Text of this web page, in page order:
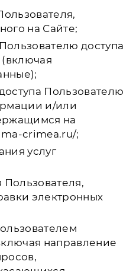
на Сайте;
доступа
(включая
Пользователю
и/или
на
crimea.ru/;
услуг
электронных
направление